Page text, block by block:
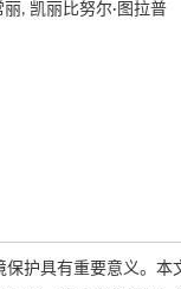
, 凯丽比努尔·图拉普
护具有重要意义。本